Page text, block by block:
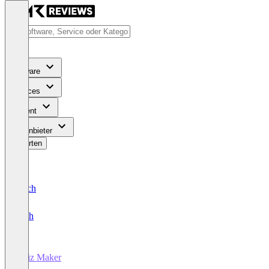
Software
Services
Content
Für Anbieter
Bewerten
Deutsch
English
Quiz Maker